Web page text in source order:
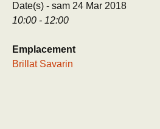
Date(s) - sam 24 Mar 2018
10:00 - 12:00
Emplacement
Brillat Savarin